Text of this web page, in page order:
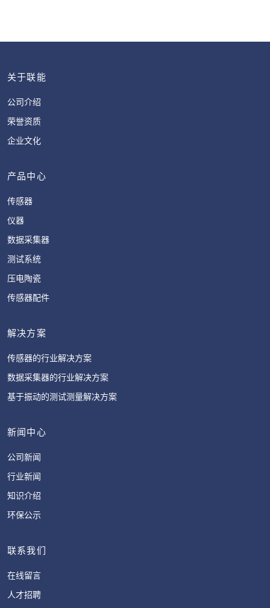
关于联能
公司介绍
荣誉资质
企业文化
产品中心
传感器
仪器
数据采集器
测试系统
压电陶瓷
传感器配件
解决方案
传感器的行业解决方案
数据采集器的行业解决方案
基于振动的测试测量解决方案
新闻中心
公司新闻
行业新闻
知识介绍
环保公示
联系我们
在线留言
人才招聘